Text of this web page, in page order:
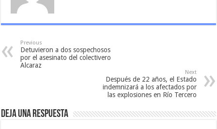
Previous
Detuvieron a dos sospechosos
por el asesinato del colectivero
Alcaraz
Next
Después de 22 años, el Estado
indemnizará a los afectados por
las explosiones en Río Tercero
Deja una respuesta